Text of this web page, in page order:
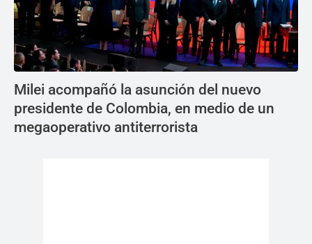
Milei acompañó la asunción del nuevo
presidente de Colombia, en medio de un
megaoperativo antiterrorista